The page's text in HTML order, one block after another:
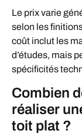
Le prix varie
selon les
coût inclut les
d’études, mais
spécificités
Combien
réaliser
toit plat ?